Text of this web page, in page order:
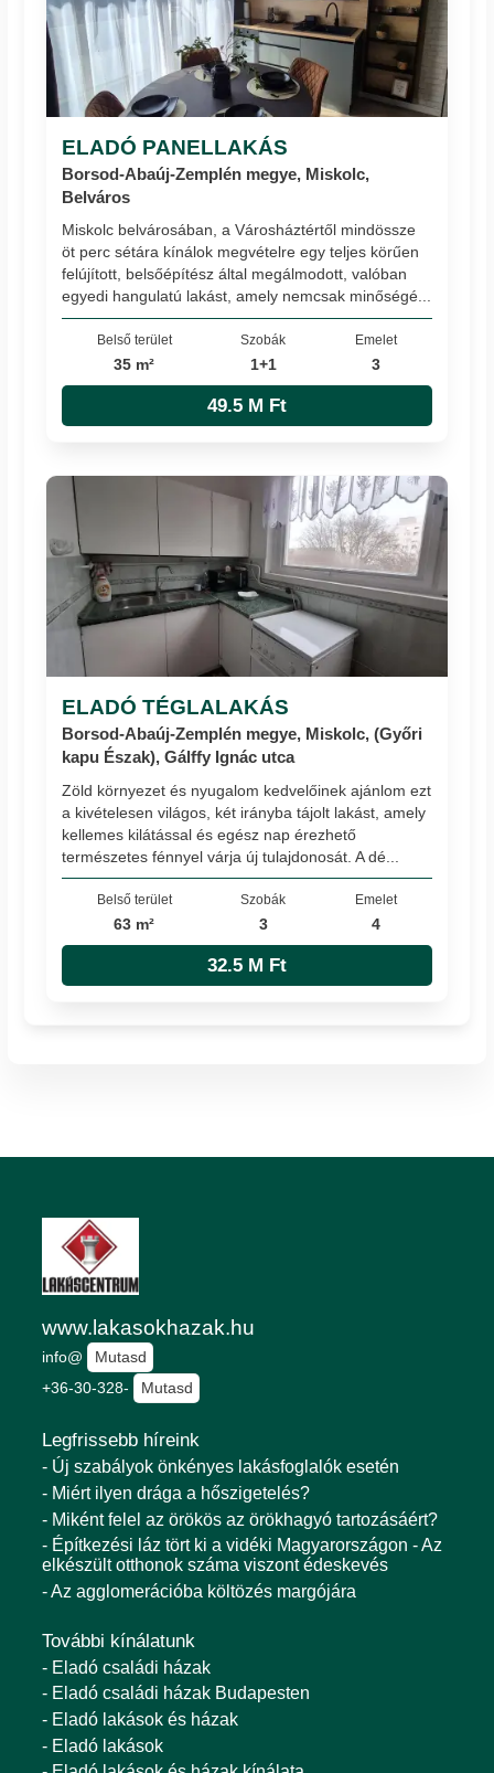
ELADÓ PANELLAKÁS
Borsod-Abaúj-Zemplén megye, Miskolc,
Belváros
Miskolc belvárosában, a Városháztértől mindössze
öt perc sétára kínálok megvételre egy teljes körűen
felújított, belsőépítész által megálmodott, valóban
egyedi hangulatú lakást, amely nemcsak minőségé...
Belső terület
35 m²
Szobák
1+1
Emelet
3
49.5 M Ft
ELADÓ TÉGLALAKÁS
Borsod-Abaúj-Zemplén megye, Miskolc, (Győri
kapu Észak), Gálffy Ignác utca
Zöld környezet és nyugalom kedvelőinek ajánlom ezt
a kivételesen világos, két irányba tájolt lakást, amely
kellemes kilátással és egész nap érezhető
természetes fénnyel várja új tulajdonosát. A dé...
Belső terület
63 m²
Szobák
3
Emelet
4
32.5 M Ft
www.lakasokhazak.hu
info@
Mutasd
+36-30-328-
Mutasd
Legfrissebb híreink
- Új szabályok önkényes lakásfoglalók esetén
- Miért ilyen drága a hőszigetelés?
- Miként felel az örökös az örökhagyó tartozásáért?
- Építkezési láz tört ki a vidéki Magyarországon - Az
elkészült otthonok száma viszont édeskevés
- Az agglomerációba költözés margójára
További kínálatunk
- Eladó családi házak
- Eladó családi házak Budapesten
- Eladó lakások és házak
- Eladó lakások